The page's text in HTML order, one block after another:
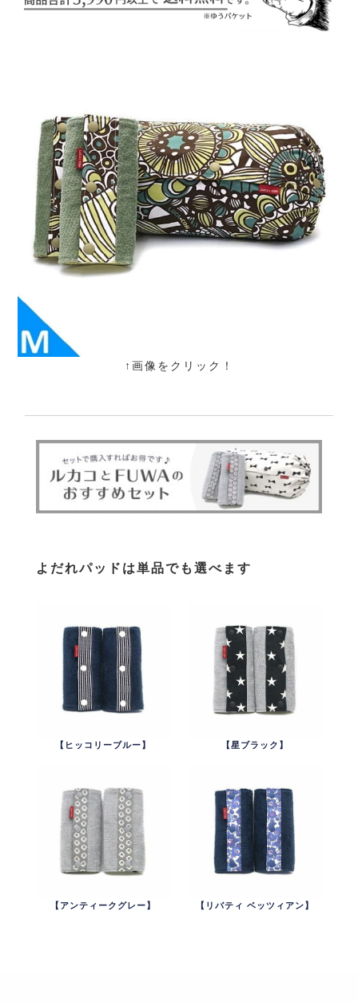
↑画像をクリック！
よだれパッドは単品でも選べます
【ヒッコリーブルー】 【星ブラック】
【アンティークグレー】 【リバティ ベッツィアン】